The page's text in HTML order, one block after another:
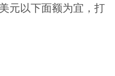
元以下面额为宜，打